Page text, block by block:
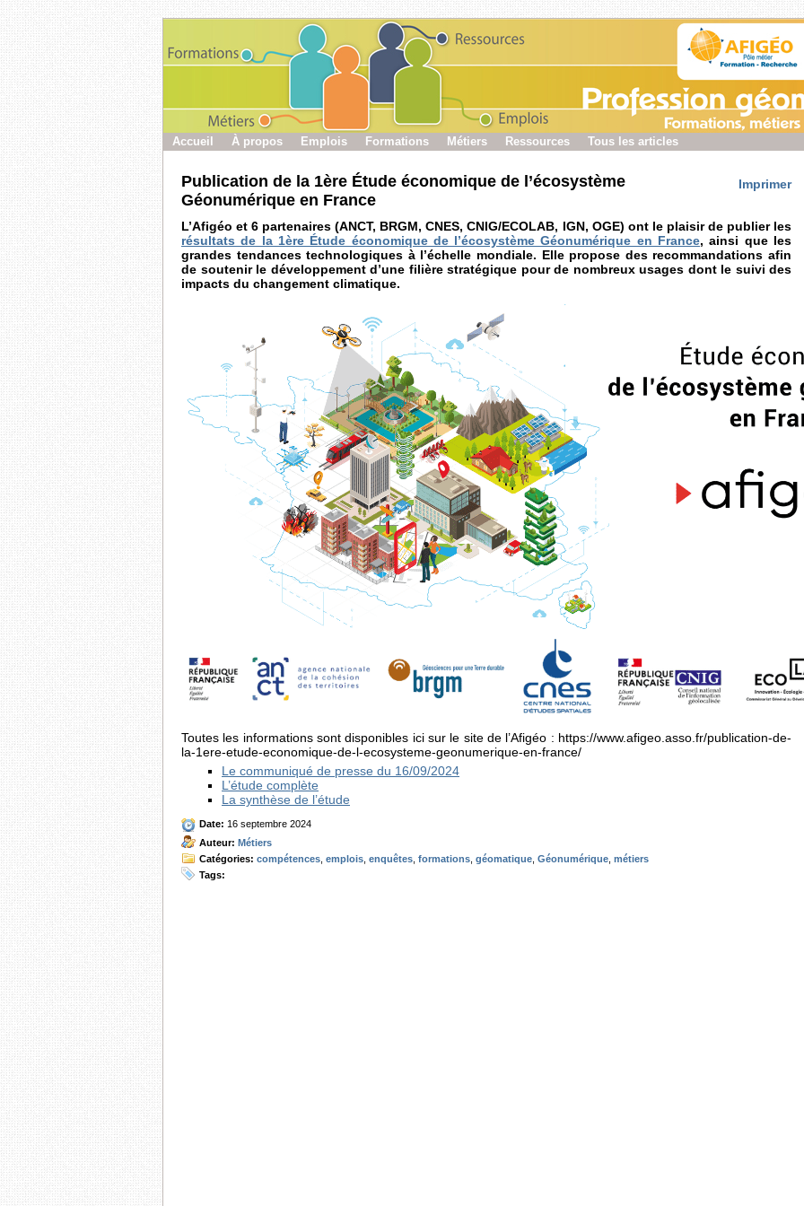
Accueil À propos Emplois Formations Métiers Ressources Tous les articles
Imprimer
Publication de la 1ère Étude économique de l’écosystème
Géonumérique en France
L’Afigéo et 6 partenaires (ANCT, BRGM, CNES, CNIG/ECOLAB, IGN, OGE) ont le plaisir de publier les
résultats de la 1ère Étude économique de l’écosystème Géonumérique en France, ainsi que les
grandes tendances technologiques à l’échelle mondiale. Elle propose des recommandations afin
de soutenir le développement d’une filière stratégique pour de nombreux usages dont le suivi des
impacts du changement climatique.
Toutes les informations sont disponibles ici sur le site de l’Afigéo : https://www.afigeo.asso.fr/publication-de-
la-1ere-etude-economique-de-l-ecosysteme-geonumerique-en-france/
Le communiqué de presse du 16/09/2024
L’étude complète
La synthèse de l’étude
Date: 16 septembre 2024
Auteur: Métiers
Catégories: compétences emplois enquêtes formations géomatique Géonumérique métiers
Tags: